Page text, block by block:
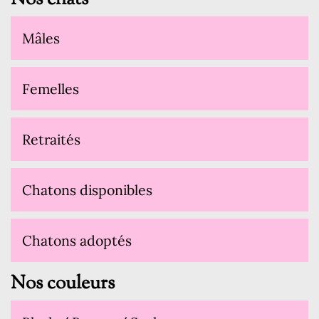
Mâles
Femelles
Retraités
Chatons disponibles
Chatons adoptés
Nos couleurs